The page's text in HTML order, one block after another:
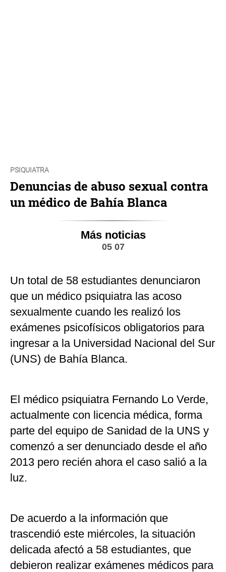
PSIQUIATRA
Denuncias de abuso sexual contra
un médico de Bahía Blanca
Más noticias
05 07
Un total de 58 estudiantes denunciaron
que un médico psiquiatra las acoso
sexualmente cuando les realizó los
exámenes psicofísicos obligatorios para
ingresar a la Universidad Nacional del Sur
(UNS) de Bahía Blanca.
El médico psiquiatra Fernando Lo Verde,
actualmente con licencia médica, forma
parte del equipo de Sanidad de la UNS y
comenzó a ser denunciado desde el año
2013 pero recién ahora el caso salió a la
luz.
De acuerdo a la información que
trascendió este miércoles, la situación
delicada afectó a 58 estudiantes, que
debieron realizar exámenes médicos para